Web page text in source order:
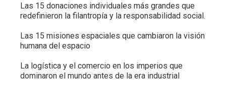
Las 15 donaciones individuales más grandes que
redefinieron la filantropía y la responsabilidad social.
Las 15 misiones espaciales que cambiaron la visión
humana del espacio
La logística y el comercio en los imperios que
dominaron el mundo antes de la era industrial